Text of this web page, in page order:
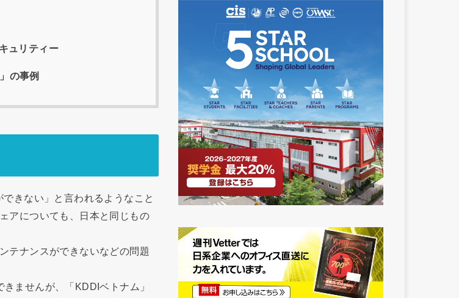
ュリティー
の事例
きない」と言われるようなこと
アについても、日本と同じもの
テナンスができないなどの問題
ませんが、「KDDIベトナム」